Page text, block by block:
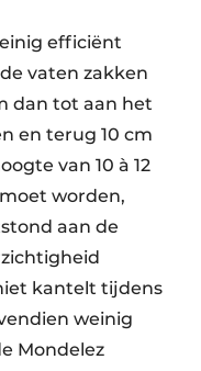
efficiënt
vaten zakken
dan tot aan het
en terug 10 cm
van 10 à 12
worden,
aan de
kantelt tijdens
weinig
Mondelez